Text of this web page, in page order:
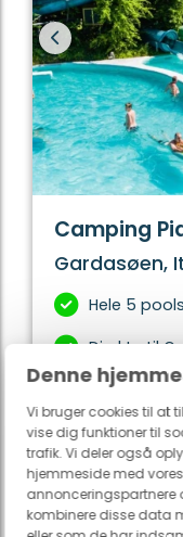
Denne
Vi bruger cookies til at
vise dig funktioner til
trafik. Vi deler også
hjemmeside med
annonceringspartnere
kombinere disse data
Camping
Gardasøen,
Hele 5
Direkte til
Masser af
Se mere